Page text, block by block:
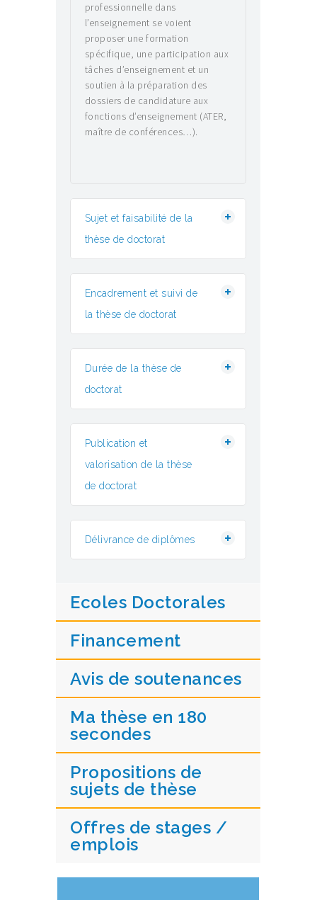
professionnelle dans
l’enseignement se voient
proposer une formation
spécifique, une participation aux
tâches d’enseignement et un
soutien à la préparation des
dossiers de candidature aux
fonctions d’enseignement (ATER,
maître de conférences…).
Sujet et faisabilité de la
thèse de doctorat
Encadrement et suivi de
la thèse de doctorat
Durée de la thèse de
doctorat
Publication et
valorisation de la thèse
de doctorat
Délivrance de diplômes
Ecoles Doctorales
Financement
Avis de soutenances
Ma thèse en 180
secondes
Propositions de
sujets de thèse
Offres de stages /
emplois